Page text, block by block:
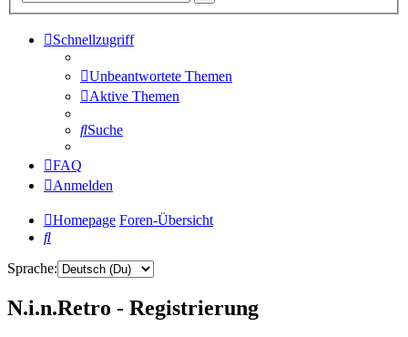
Schnellzugriff
Unbeantwortete Themen
Aktive Themen
Suche
FAQ
Anmelden
Homepage Foren-Übersicht
Suche
Sprache:
N.i.n.Retro - Registrierung